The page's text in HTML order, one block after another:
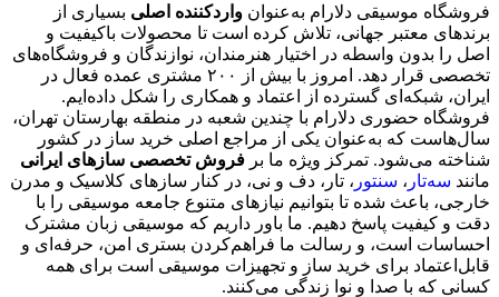
فروشگاه موسیقی دلارام به‌عنوان واردکننده اصلی بسیاری از
برندهای معتبر جهانی، تلاش کرده‌ است تا محصولات باکیفیت و
اصل را بدون واسطه در اختیار هنرمندان، نوازندگان و فروشگاه‌های
تخصصی قرار دهد. امروز با بیش از ۲۰۰ مشتری عمده فعال در
ایران، شبکه‌ای گسترده از اعتماد و همکاری را شکل داده‌ایم.
فروشگاه حضوری دلارام با چندین شعبه در منطقه بهارستان تهران،
سال‌هاست که به‌عنوان یکی از مراجع اصلی خرید ساز در کشور
شناخته می‌شود. تمرکز ویژه ما بر فروش تخصصی سازهای ایرانی
مانند سه‌تار ، سنتور ، تار، دف و نی، در کنار سازهای کلاسیک و مدرن
خارجی، باعث شده تا بتوانیم نیازهای متنوع جامعه موسیقی را با
دقت و کیفیت پاسخ دهیم. ما باور داریم که موسیقی زبان مشترک
احساسات است، و رسالت ما فراهم‌کردن بستری امن، حرفه‌ای و
قابل‌اعتماد برای خرید ساز و تجهیزات موسیقی است برای همه
کسانی که با صدا و نوا زندگی می‌کنند.